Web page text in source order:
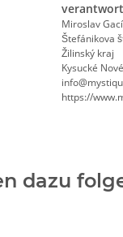
Miroslav
Štefánikova
Žilinský kraj
Kysucké
https://
dazu